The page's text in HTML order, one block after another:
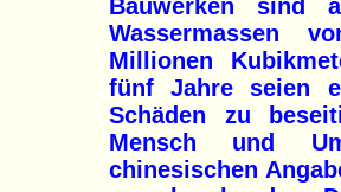
Bauwerken sind
Wassermassen
Millionen
fünf Jahre seien
Schäden zu
Mensch und
chinesischen